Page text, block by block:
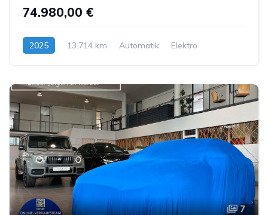
74.980,00 €
2025 13.714 km Automatik Elektro
7